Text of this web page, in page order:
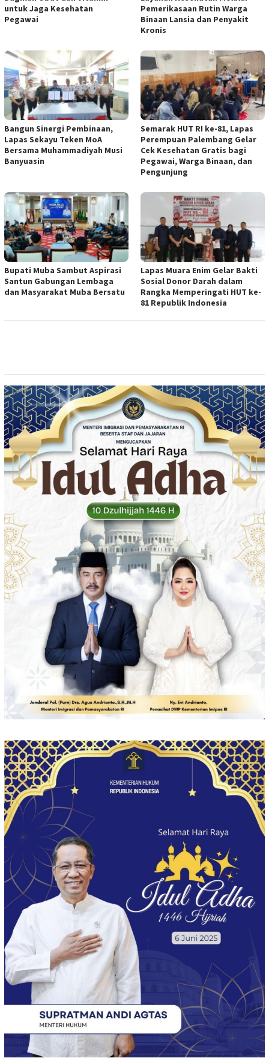
untuk Jaga Kesehatan
Pegawai
Pemerikasaan Rutin Warga
Binaan Lansia dan Penyakit
Kronis
Bangun Sinergi Pembinaan,
Lapas Sekayu Teken MoA
Bersama Muhammadiyah Musi
Banyuasin
Semarak HUT RI ke-81, Lapas
Perempuan Palembang Gelar
Cek Kesehatan Gratis bagi
Pegawai, Warga Binaan, dan
Pengunjung
Bupati Muba Sambut Aspirasi
Santun Gabungan Lembaga
dan Masyarakat Muba Bersatu
Lapas Muara Enim Gelar Bakti
Sosial Donor Darah dalam
Rangka Memperingati HUT ke-
81 Republik Indonesia